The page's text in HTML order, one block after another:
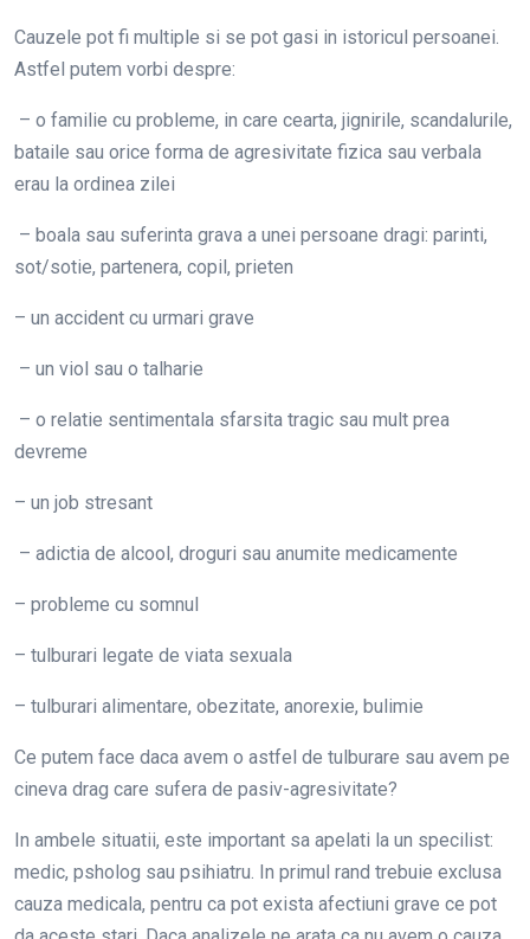
Cauzele pot fi multiple si se pot gasi in istoricul persoanei.
Astfel putem vorbi despre:
– o familie cu probleme, in care cearta, jignirile, scandalurile,
bataile sau orice forma de agresivitate fizica sau verbala
erau la ordinea zilei
– boala sau suferinta grava a unei persoane dragi: parinti,
sot/sotie, partenera, copil, prieten
– un accident cu urmari grave
– un viol sau o talharie
– o relatie sentimentala sfarsita tragic sau mult prea
devreme
– un job stresant
– adictia de alcool, droguri sau anumite medicamente
– probleme cu somnul
– tulburari legate de viata sexuala
– tulburari alimentare, obezitate, anorexie, bulimie
Ce putem face daca avem o astfel de tulburare sau avem pe
cineva drag care sufera de pasiv-agresivitate?
In ambele situatii, este important sa apelati la un specilist:
medic, psholog sau psihiatru. In primul rand trebuie exclusa
cauza medicala, pentru ca pot exista afectiuni grave ce pot